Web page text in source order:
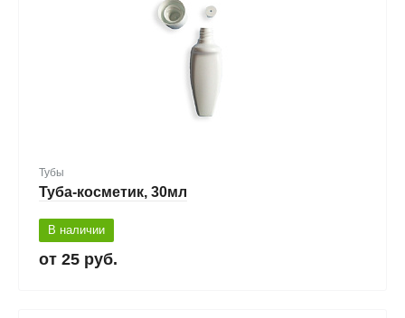
Тубы
Туба-косметик, 30мл
В наличии
25 руб.